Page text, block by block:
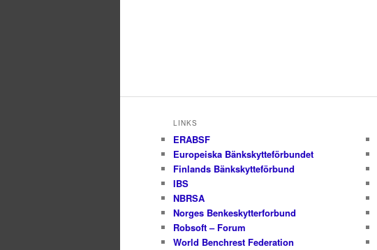
LINKS
ERABSF
Europeiska Bänkskytteförbundet
Finlands Bänkskytteförbund
IBS
NBRSA
Norges Benkeskytterforbund
Robsoft – Forum
World Benchrest Federation